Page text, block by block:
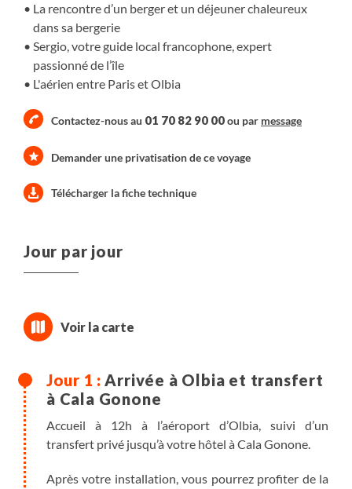
La rencontre d’un berger et un déjeuner chaleureux
dans sa bergerie
Sergio, votre guide local francophone, expert
passionné de l’île
L'aérien entre Paris et Olbia
Contactez-nous au 01 70 82 90 00ou par message
Demander une privatisation de ce voyage
Télécharger la fiche technique
Jour par jour
Arrivée à Olbia et transfert
à Cala Gonone
Accueil à 12h à l’aéroport d’Olbia, suivi d’un
transfert privé jusqu’à votre hôtel à Cala Gonone.
Après votre installation, vous pourrez profiter de la